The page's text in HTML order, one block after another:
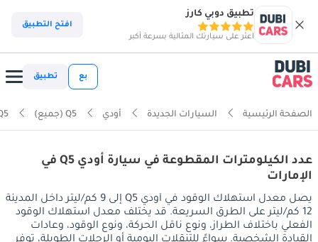
تطبيق دوبي كارز
اعثر على سيارتك المثالية بسرعة أكبر
افتح التطبيق
بع تطبيق
الصفحة الرئيسية السيارات الجديدة أودي Q5 (جميع)
عدد الكيلومترات المقطوعة في سيارة أودي Q5 في
الإمارات
يصل معدل استهلاك الوقود في أودي Q5 إلى 9 كم/ليتر داخل المدينة
12 كم/ليتر على الطرق السريعة. قد يختلف معدل استهلاك الوقود
الفعلي باختلاف الطراز، ونوع ناقل الحركة، ونوع الوقود، وعادات